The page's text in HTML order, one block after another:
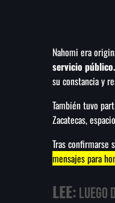
Nahomi era
servicio público.
su constancia y
También tuvo
Zacatecas,
Tras confirmarse
mensajes para
LEE: Luego